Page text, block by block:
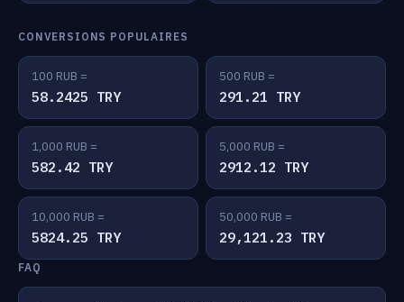
CONVERSIONS POPULAIRES
100 RUB =
58.2425 TRY
500 RUB =
291.21 TRY
1,000 RUB =
582.42 TRY
5,000 RUB =
2912.12 TRY
10,000 RUB =
5824.25 TRY
50,000 RUB =
29,121.23 TRY
FAQ